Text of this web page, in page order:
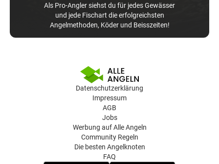
Als Pro-Angler siehst du für jedes Gewässer
und jede Fischart die erfolgreichsten
Angelmethoden, Köder und Beisszeiten!
Datenschutzerklärung
Impressum
AGB
Jobs
Werbung auf Alle Angeln
Community Regeln
Die besten Angelknoten
FAQ